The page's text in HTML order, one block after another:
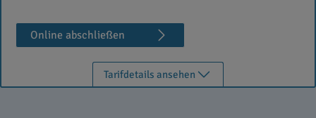
Online abschließen
Tarifdetails ansehen